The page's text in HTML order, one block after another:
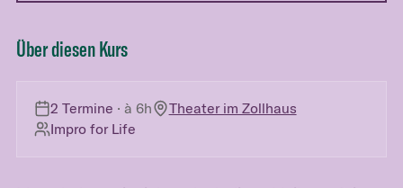
Über diesen Kurs
2 Termine · à6h
Theater im Zollhaus
Impro for Life